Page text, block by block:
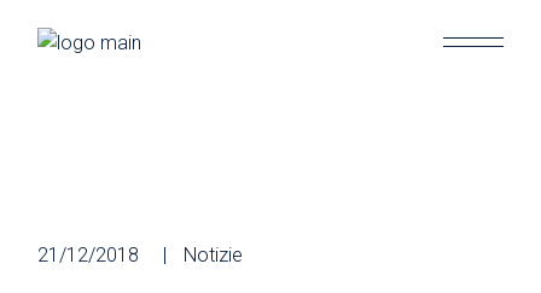
21/12/2018 Notizie